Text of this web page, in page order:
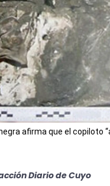
afirma que el copiloto
Diario de Cuyo